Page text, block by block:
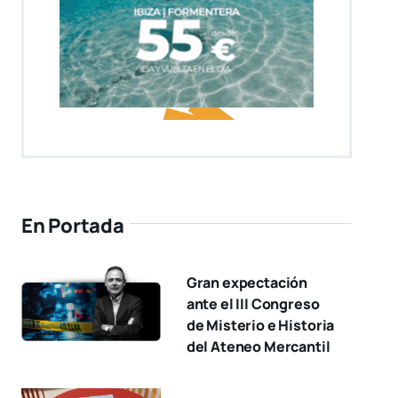
En Portada
Gran expectación
ante el III Congreso
de Misterio e Historia
del Ateneo Mercantil